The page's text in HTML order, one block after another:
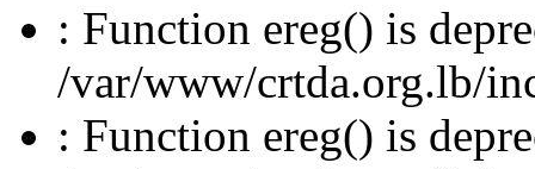
: Function ereg() is
/var/www/crtda.org.lb/
: Function ereg() is